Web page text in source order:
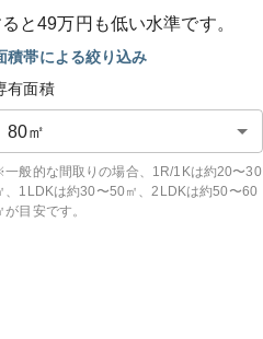
と49万円も低い水準です。
積帯による絞り込み
有面積
80㎡
般的な間取りの場合、1R/1Kは約20〜30
、1LDKは約30〜50㎡、2LDKは約50〜60
が目安です。